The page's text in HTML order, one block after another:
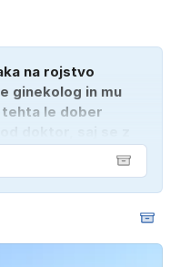
na rojstvo
ginekolog in mu
le dober
doktor, saj se z